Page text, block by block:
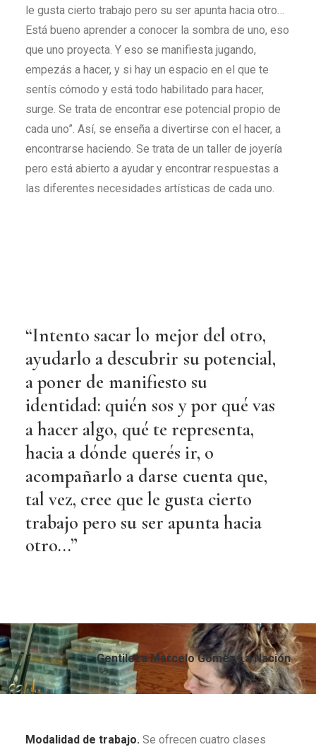
le gusta cierto trabajo pero su ser apunta hacia otro…
Está bueno aprender a conocer la sombra de uno, eso
que uno proyecta. Y eso se manifiesta jugando,
empezás a hacer, y si hay un espacio en el que te
sentís cómodo y está todo habilitado para hacer,
surge. Se trata de encontrar ese potencial propio de
cada uno”. Así, se enseña a divertirse con el hacer, a
encontrarse haciendo. Se trata de un taller de joyería
pero está abierto a ayudar y encontrar respuestas a
las diferentes necesidades artísticas de cada uno.
“Intento sacar lo mejor del otro,
ayudarlo a descubrir supotencial,
aponer de manifiesto su
identidad: quién sos ypor quévas
ahacer algo, quéte representa,
hacia a dónde querés ir, o
acompañarlo a darse cuenta que,
tal vez, cree quele gusta cierto
trabajo pero su ser apuntahacia
otro...”
Gentileza Marcelo Gómez La Nación
Modalidad de trabajo. Se ofrecen cuatro clases